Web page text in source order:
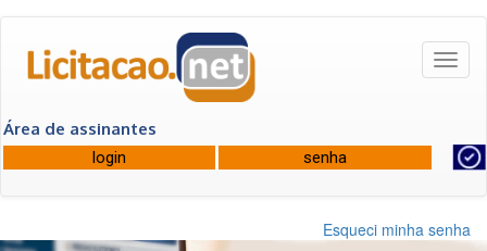
Área de assinantes
Esqueci minha senha